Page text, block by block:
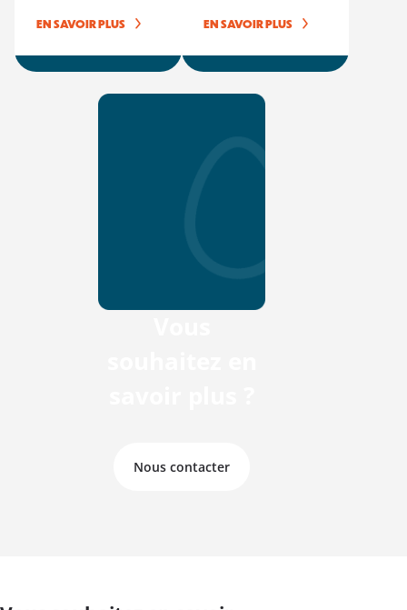
EN SAVOIR PLUS EN SAVOIR PLUS
Nous contacter